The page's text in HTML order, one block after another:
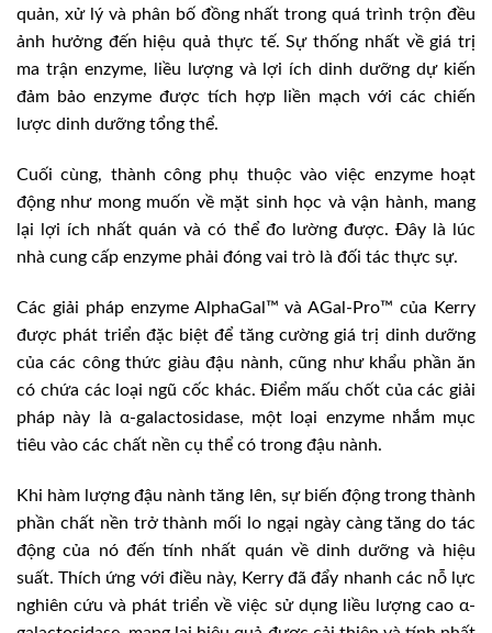
quản, xử lý và phân bố đồng nhất trong quá trình trộn đều
ảnh hưởng đến hiệu quả thực tế. Sự thống nhất về giá trị
ma trận enzyme, liều lượng và lợi ích dinh dưỡng dự kiến
đảm bảo enzyme được tích hợp liền mạch với các chiến
lược dinh dưỡng tổng thể.
Cuối cùng, thành công phụ thuộc vào việc enzyme hoạt
động như mong muốn về mặt sinh học và vận hành, mang
lại lợi ích nhất quán và có thể đo lường được. Đây là lúc
nhà cung cấp enzyme phải đóng vai trò là đối tác thực sự.
Các giải pháp enzyme AlphaGal™ và AGal-Pro™ của Kerry
được phát triển đặc biệt để tăng cường giá trị dinh dưỡng
của các công thức giàu đậu nành, cũng như khẩu phần ăn
có chứa các loại ngũ cốc khác. Điểm mấu chốt của các giải
pháp này là α-galactosidase, một loại enzyme nhắm mục
tiêu vào các chất nền cụ thể có trong đậu nành.
Khi hàm lượng đậu nành tăng lên, sự biến động trong thành
phần chất nền trở thành mối lo ngại ngày càng tăng do tác
động của nó đến tính nhất quán về dinh dưỡng và hiệu
suất. Thích ứng với điều này, Kerry đã đẩy nhanh các nỗ lực
nghiên cứu và phát triển về việc sử dụng liều lượng cao α-